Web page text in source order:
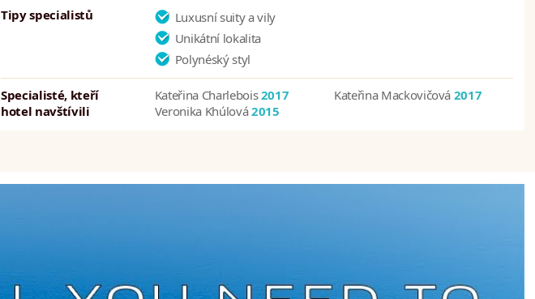
Tipy specialistů
Luxusní suity a vily
Unikátní lokalita
Polynéský styl
Specialisté, kteří
hotel navštívili
Kateřina Charlebois2017 Kateřina Mackovičová 2017
Veronika Khúlová2015